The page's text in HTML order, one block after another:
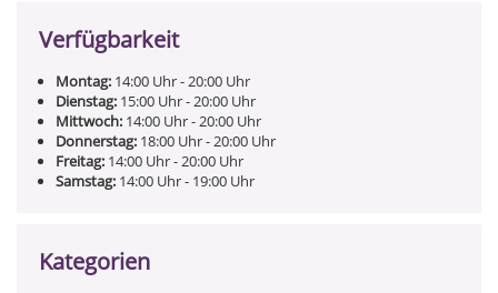
Verfügbarkeit
Montag: 14:00 Uhr- 20:00 Uhr
Dienstag: 15:00 Uhr- 20:00 Uhr
Mittwoch: 14:00 Uhr- 20:00 Uhr
Donnerstag: 18:00 Uhr- 20:00 Uhr
Freitag: 14:00 Uhr- 20:00 Uhr
Samstag: 14:00 Uhr- 19:00 Uhr
Kategorien